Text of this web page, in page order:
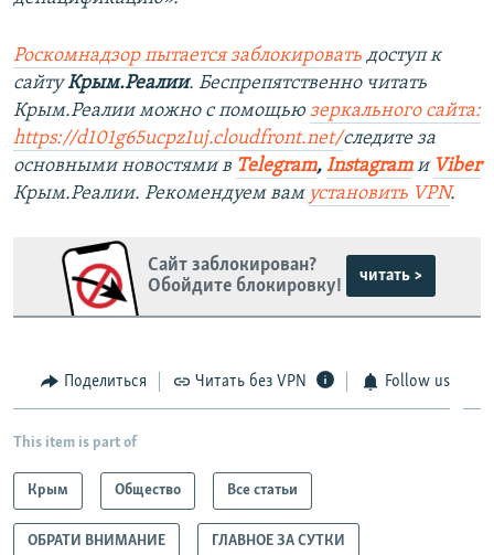
Роскомнадзор пытается заблокировать доступ к
сайтуКрым.Реалии. Беспрепятственно читать
Крым.Реалии можно с помощью зеркального сайта:
https://d101g65ucpz1uj.cloudfront.net/следите за
основными новостями в Telegram, Instagram и Viber
Крым.Реалии. Рекомендуем вам установить VPN.
Сайт заблокирован?
Обойдите блокировку!
читать >
Поделиться Читать без VPN Follow us
This item is part of
Крым Общество Все статьи
ОБРАТИ ВНИМАНИЕ ГЛАВНОЕ ЗА СУТКИ